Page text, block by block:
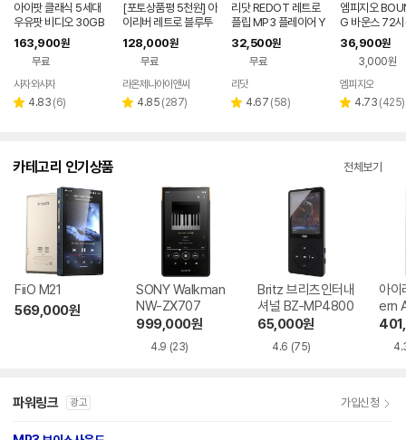
아이팟 클래식 5세대
우유팟 비디오 30GB
U2 스페셜 에디션
163,900원
무료
사자와사자
별 4.83 리
(6)
[포토상품평 5천원] 아
이리버 레트로 블루투
스 MP3플레이어 iFP-
10 프리즘 MP3 64G
B 컬러LCD 블루투스
인아웃 FLAC FM라디
오 소형 음성녹음
128,000원
무료
라온제나아이앤씨
별 4.85 리
(287)
리닷 REDOT 레트로
플립 MP3 플레이어 Y
2K 빈티지 학생 풀세
트 선물
32,500원
무료
리닷
별 4.67 리
(58)
엠피지오
G 바운스 72시
생 MP3 외장
탑재 MP3플레
36,900원
3,000원
엠피지오
별 4.73 리
(425)
카테고리 인기상품 전체보기
FiiO M21
569,000원
SONY Walkman
NW-ZX707
999,000원
4.9 (23)
Britz 브리츠인터내
셔널 BZ-MP4800
65,000원
4.6 (75)
아
ern
파워링크 광고 가입신청